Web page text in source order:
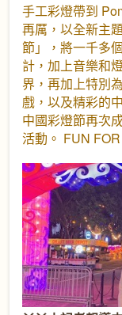
手工彩燈帶到
再厲，以全新主
節」，將一千多
計，加上音樂和
界，再加上特別
戲，以及精彩的
中國彩燈節再次
活動。 FUN